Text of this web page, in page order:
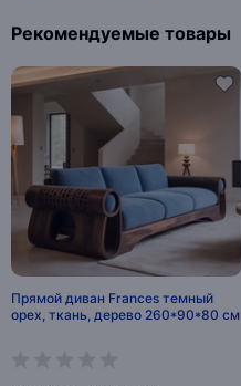
Рекомендуемые товары
Прямой диван Frances темный
орех, ткань, дерево 260*90*80 см